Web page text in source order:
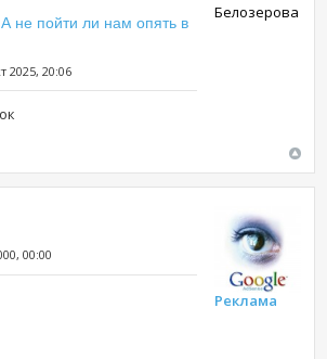
не пойти ли нам опять в
2025, 20:06
Белозерова
00:00
Реклама